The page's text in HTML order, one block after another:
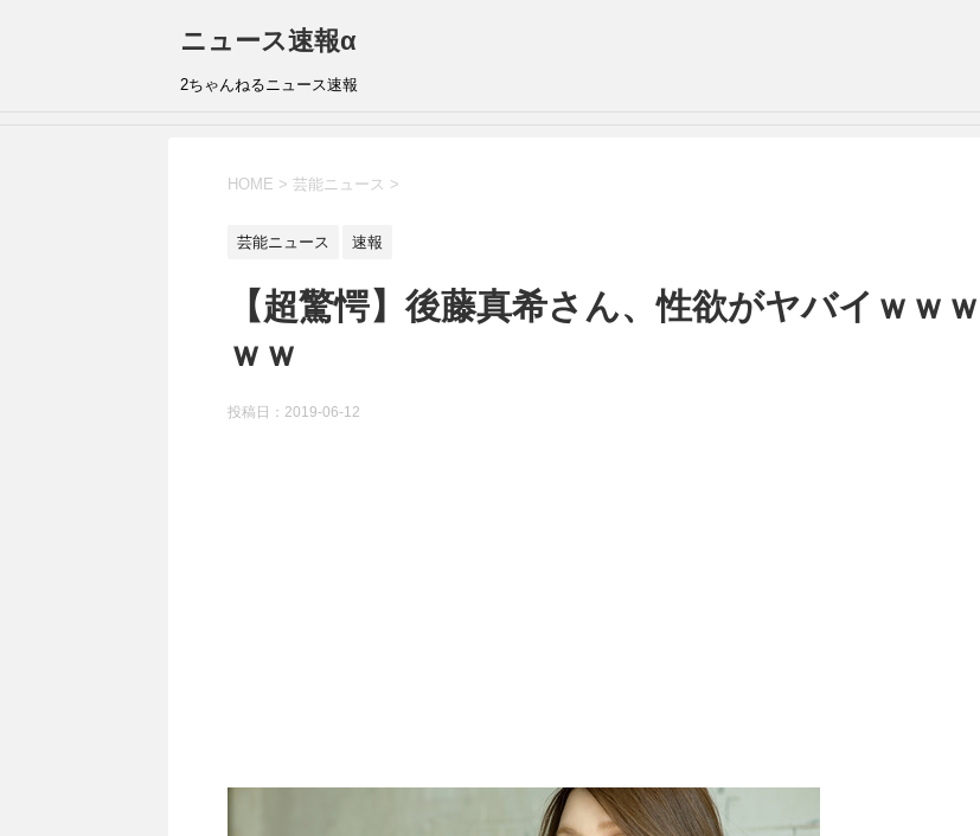
ニュース速報α
2ちゃんねるニュース速報
HOME > 芸能ニュース >
芸能ニュース 速報
【超驚愕】後藤真希さん、性欲がヤバイｗｗｗ
ｗｗ
投稿日： 2019-06-12